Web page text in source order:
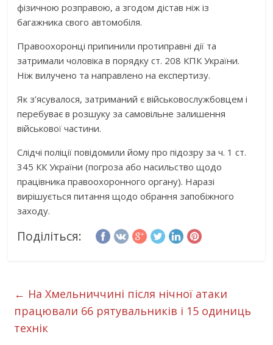
фізичною розправою, а згодом дістав ніж із
багажника свого автомобіля.
Правоохоронці припинили протиправні дії та
затримали чоловіка в порядку ст. 208 КПК України.
Ніж вилучено та направлено на експертизу.
Як з’ясувалося, затриманий є військовослужбовцем і
перебуває в розшуку за самовільне залишення
військової частини.
Слідчі поліції повідомили йому про підозру за ч. 1 ст.
345 КК України (погроза або насильство щодо
працівника правоохоронного органу). Наразі
вирішується питання щодо обрання запобіжного
заходу.
Поділіться:
← На Хмельниччині після нічної атаки
працювали 66 рятувальників і 15 одиниць
технік